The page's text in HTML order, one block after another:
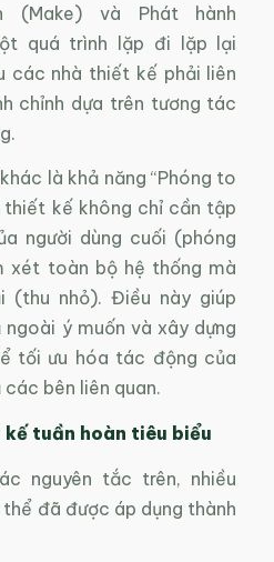
(Make) và Phát hành
quá trình lặp đi lặp lại
các nhà thiết kế phải liên
chỉnh dựa trên tương tác
là khả năng “Phóng to
thiết kế không chỉ cần tập
người dùng cuối (phóng
xét toàn bộ hệ thống mà
(thu nhỏ). Điều này giúp
ý muốn và xây dựng
tối ưu hóa tác động của
bên liên quan.
tuần hoàn tiêu biểu
nguyên tắc trên, nhiều
đã được áp dụng thành